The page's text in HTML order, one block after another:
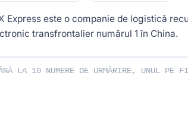
Express este o companie de logistică
transfrontalier numărul 1 în China.
dvs. de urmărire: